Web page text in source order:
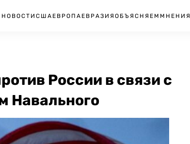
НОВОСТИ США ЕВРОПА ЕВРАЗИЯ ОБЪЯСНЯЕМ МНЕНИЯ
России в связи с
Навального